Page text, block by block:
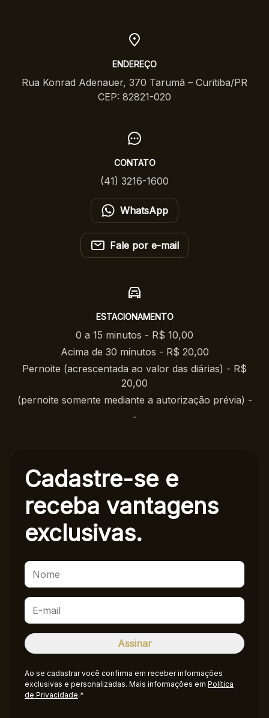
ENDEREÇO
Rua Konrad Adenauer, 370 Tarumã – Curitiba/PR
CEP: 82821-020
CONTATO
(41) 3216-1600
WhatsApp
Fale por e-mail
ESTACIONAMENTO
0 a 15 minutos - R$ 10,00
Acima de 30 minutos - R$ 20,00
Pernoite (acrescentada ao valor das diárias) - R$
20,00
(pernoite somente mediante a autorização prévia) -
-
Cadastre-se e
receba vantagens
exclusivas.
Ao se cadastrar você confirma em receber informações
exclusivas e personalizadas. Mais informações em Política
de Privacidade.*